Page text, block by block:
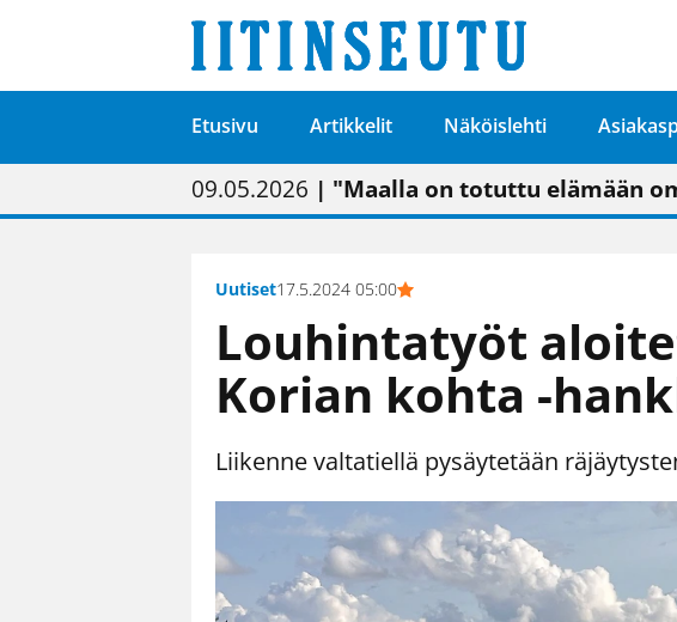
Etusivu Artikkelit Näköislehti
01.02.2026 | Painon vaihtumisen pitäisi
05.02.2026 | Uudistettu kunnantalo on
23.04.2026 | “Olemme käynnistämässä
09.05.2026 | "Maalla on totuttu elämään
Uutiset17.5.2024 05:00
Louhintatyöt
Korian kohta -
Liikenne valtatiellä pysäytetään